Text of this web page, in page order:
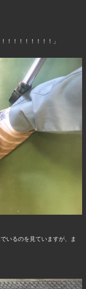
！！！！！！！！」
いるのを見ていますが、ま